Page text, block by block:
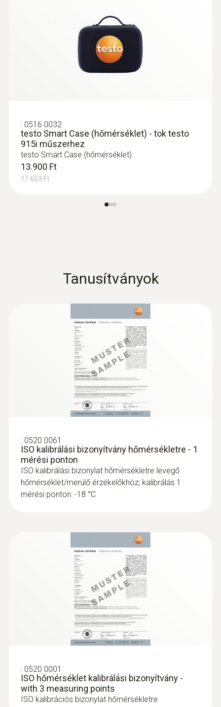
Gyors beállású felületi hőmérséklet
: 0602 0993
Gyors beállású lekerekített felületi
érzékelő (K tip. hőelem)
Gyors válaszidő (3 másodperc) a
: 0516 0032
testo Smart Case (hőmérséklet) - tok testo
915i műszerhez
testo Smart Case (hőmérséklet)
13.900 Ft
17.653 Ft
Tanusítványok
: 0520 0061
ISO kalibrálási bizonyítvány hőmérsékletre - 1
mérési ponton
ISO kalibrálási bizonylat hőmérsékletre levegő
hőmérséklet/merülő érzékelőkhöz; kalibrálás 1
mérési ponton: -18 °C
: 0520 0001
ISO hőmérséklet kalibrálási bizonyítvány -
with 3 measuring points
ISO kalibrációs bizonylat hőmérsékletre